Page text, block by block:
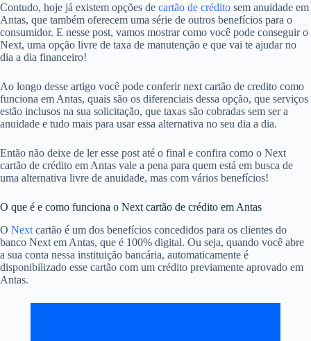
Contudo, hoje já existem opções de cartão de crédito sem anuidade em
Antas, que também oferecem uma série de outros benefícios para o
consumidor. E nesse post, vamos mostrar como você pode conseguir o
Next, uma opção livre de taxa de manutenção e que vai te ajudar no
dia a dia financeiro!
Ao longo desse artigo você pode conferir next cartão de credito como
funciona em Antas, quais são os diferenciais dessa opção, que serviços
estão inclusos na sua solicitação, que taxas são cobradas sem ser a
anuidade e tudo mais para usar essa alternativa no seu dia a dia.
Então não deixe de ler esse post até o final e confira como o Next
cartão de crédito em Antas vale a pena para quem está em busca de
uma alternativa livre de anuidade, mas com vários benefícios!
O que é e como funciona o Next cartão de crédito em Antas
O Next cartão é um dos benefícios concedidos para os clientes do
banco Next em Antas, que é 100% digital. Ou seja, quando você abre
a sua conta nessa instituição bancária, automaticamente é
disponibilizado esse cartão com um crédito previamente aprovado em
Antas.